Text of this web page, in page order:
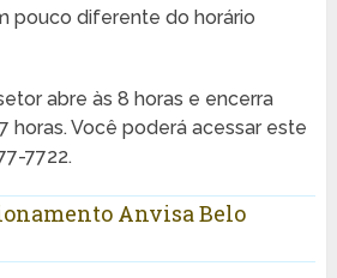
pouco diferente do horário
abre às 8 horas e encerra
horas. Você poderá acessar este
7722.
Anvisa Belo